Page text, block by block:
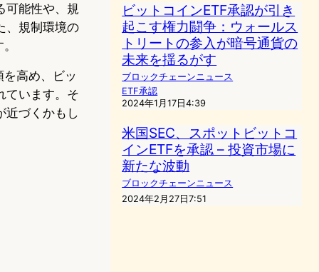
可能性や、規
、規制環境の
高め、ビッ
ています。そ
近づくかもし
ビットコインETF承認が引き
起こす権力闘争：ウォールス
トリートの参入が暗号通貨の
未来を揺るがす
ブロックチェーンニュース
ETF承認
2024年1月17日4:39
米国SEC、スポットビットコ
インETFを承認 – 投資市場に
新たな波動
ブロックチェーンニュース
2024年2月27日7:51